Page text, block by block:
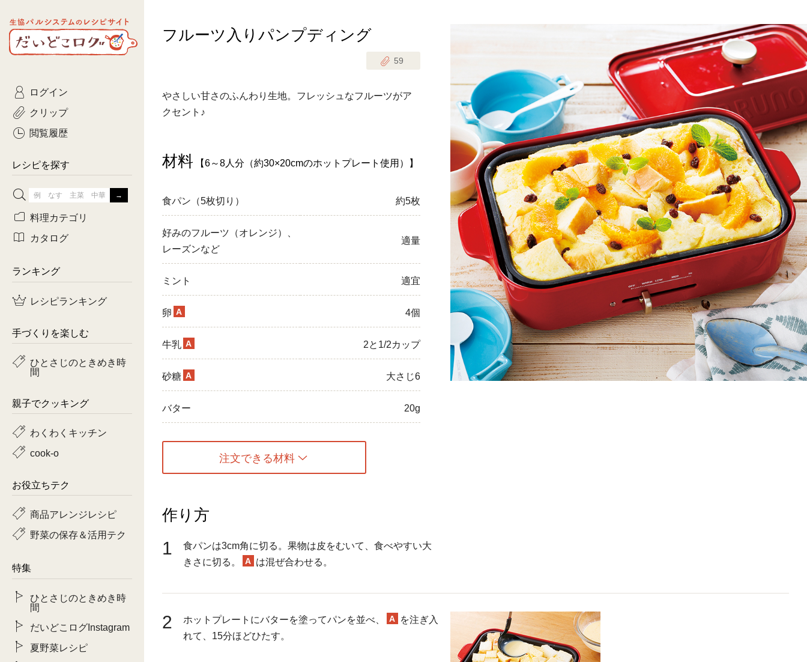
生協パルシステムのレシピ
サイト
だいどこログ
フルーツ入りパンプディング
59
やさしい甘さのふんわり生地。フレッシュなフルーツがア
クセント♪
材料 【6～8人分（約30×20cmのホットプレート使用）】
食パン（5枚切り） 約5枚
好みのフルーツ（オレンジ）、
レーズンなど
適量
ミント 適宜
卵 A 4個
牛乳 A 2と1/2カップ
砂糖 A 大さじ6
バター 20g
注文できる材料
作り方
1
食パンは3cm角に切る。果物は皮をむいて、食べやすい大
きさに切る。
A は混ぜ合わせる。
2 ホットプレートにバターを塗ってパンを並べ、 A
を注ぎ入
れて、15分ほどひたす。
ログイン
クリップ
閲覧履歴
レシピを探す
ひとさじのときめき時間
おきらくだ 1歳半からの幼児食
がんばらない平日ごはん
有賀薫さんのスープ
牛肉 豚肉
料理カテゴリ
主菜 副菜
常備菜・作りおき お弁当
カタログ
コトコト
yumyumいっしょごはん
乾物屋さん
ランキング
レシピランキング
手づくりを楽しむ
ひとさじのときめき時
間
親子でクッキング
わくわくキッチン
cook-o
お役立ちテク
商品アレンジレシピ
野菜の保存＆活用テク
特集
ひとさじのときめき時
間
だいどこログInstagram
夏野菜レシピ